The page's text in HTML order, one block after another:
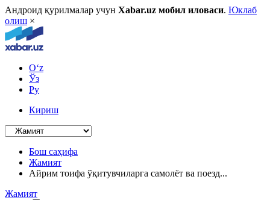
Андроид қурилмалар учун Xabar.uz мобил иловаси. Юклаб
олиш ×
O‘z
Ўз
Ру
Кириш
Бош саҳифа
Жамият
Айрим тоифа ўқитувчиларга самолёт ва поезд...
Жамият